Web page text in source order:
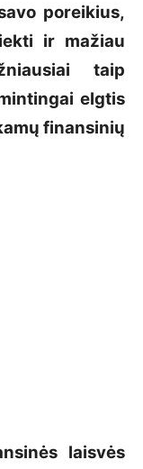
poreikius,
ir mažiau
taip
elgtis
finansinių
laisvės